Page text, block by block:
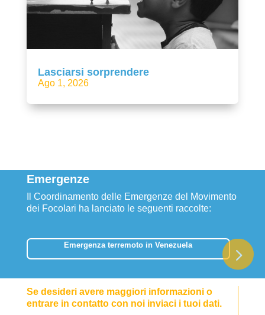
Lasciarsi sorprendere
Ago 1, 2026
Emergenze
Il Coordinamento delle Emergenze del Movimento
dei Focolari ha lanciato le seguenti raccolte:
Emergenza terremoto in Venezuela
Se desideri avere maggiori informazioni o
entrare in contatto con noi inviaci i tuoi dati.